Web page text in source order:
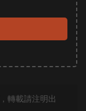
，轉載請注明出